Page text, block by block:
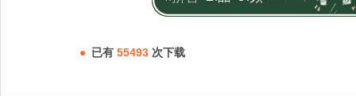
已有 55493 次下载